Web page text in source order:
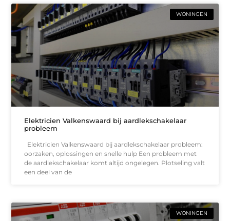
WONINGEN
Elektricien Valkenswaard bij aardlekschakelaar
probleem
Elektricien Valkenswaard bij aardlekschakelaar probleem:
oorzaken, oplossingen en snelle hulp Een probleem met
de aardlekschakelaar komt altijd ongelegen. Plotseling valt
een deel van de
WONINGEN